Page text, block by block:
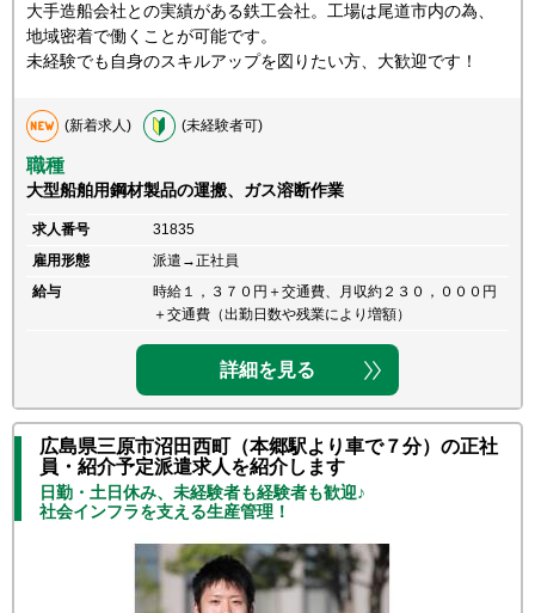
大手造船会社との実績がある鉄工会社。工場は尾道市内の為、
地域密着で働くことが可能です。
未経験でも自身のスキルアップを図りたい方、大歓迎です！
(新着求人) (未経験者可)
職種
大型船舶用鋼材製品の運搬、ガス溶断作業
求人番号
31835
雇用形態
派遣→正社員
給与
時給１，３７０円＋交通費、月収約２３０，０００円
＋交通費（出勤日数や残業により増額）
詳細を見る
広島県三原市沼田西町（本郷駅より車で７分）の正社
員・紹介予定派遣求人を紹介します
日勤・土日休み、未経験者も経験者も歓迎♪
社会インフラを支える生産管理！